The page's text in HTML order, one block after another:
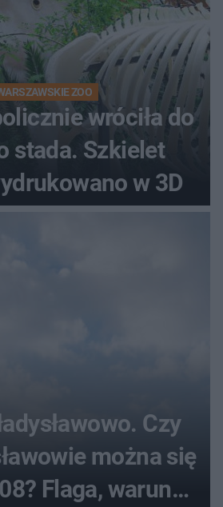
ZOO
wróciła do
stada. Szkielet
w 3D
Czy
można się
Flaga, warunki